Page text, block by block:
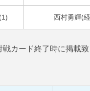
(1) 西村勇輝(
カード終了時に掲載致